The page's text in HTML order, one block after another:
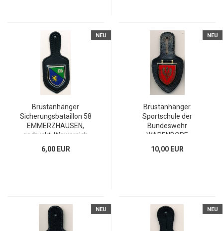
NEU
Brustanhänger
Sicherungsbataillon 58
EMMERZHAUSEN,
gedruckt, Wawersich
6,00 EUR
NEU
Brustanhänger
Sportschule der
Bundeswehr
WARENDORF,
Feueremaille, Schurig
10,00 EUR
NEU NEU